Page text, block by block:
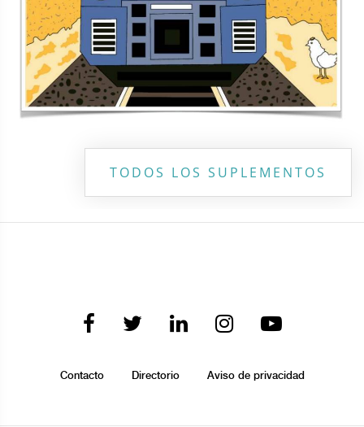
TODOS LOS SUPLEMENTOS
Contacto Directorio Aviso de privacidad